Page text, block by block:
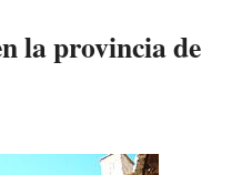
la provincia de